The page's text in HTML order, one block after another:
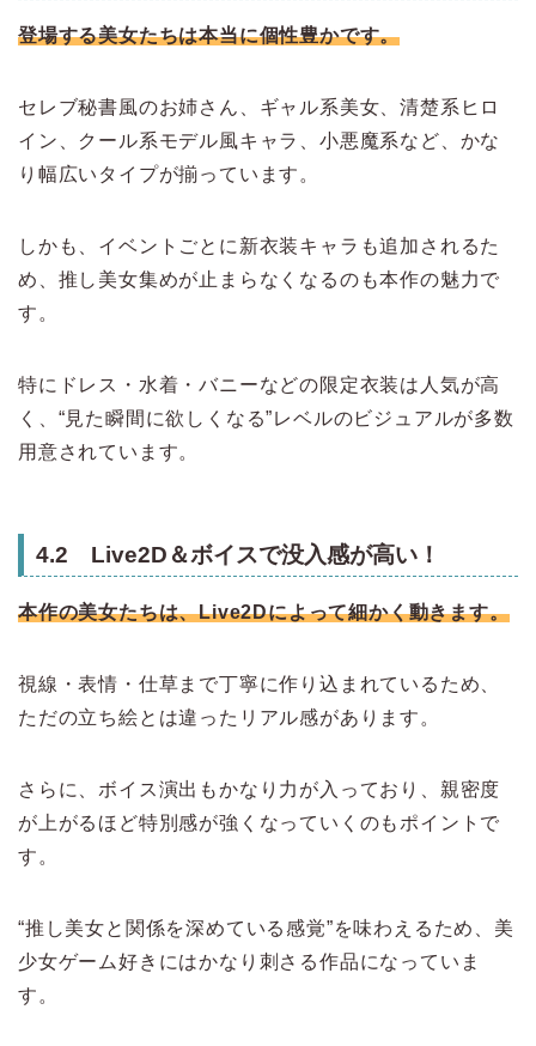
登場する美女たちは本当に個性豊かです。
セレブ秘書風のお姉さん、ギャル系美女、清楚系ヒロ
イン、クール系モデル風キャラ、小悪魔系など、かな
り幅広いタイプが揃っています。
しかも、イベントごとに新衣装キャラも追加されるた
め、推し美女集めが止まらなくなるのも本作の魅力で
す。
特にドレス・水着・バニーなどの限定衣装は人気が高
く、“見た瞬間に欲しくなる”レベルのビジュアルが多数
用意されています。
4.2 Live2D＆ボイスで没入感が高い！
本作の美女たちは、Live2Dによって細かく動きます。
視線・表情・仕草まで丁寧に作り込まれているため、
ただの立ち絵とは違ったリアル感があります。
さらに、ボイス演出もかなり力が入っており、親密度
が上がるほど特別感が強くなっていくのもポイントで
す。
“推し美女と関係を深めている感覚”を味わえるため、美
少女ゲーム好きにはかなり刺さる作品になっていま
す。